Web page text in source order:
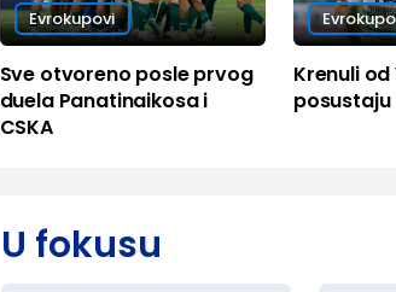
Evrokupovi
Sve otvoreno posle prvog
duela Panatinaikosa i
CSKA
Krenuli
posustaju
U fokusu